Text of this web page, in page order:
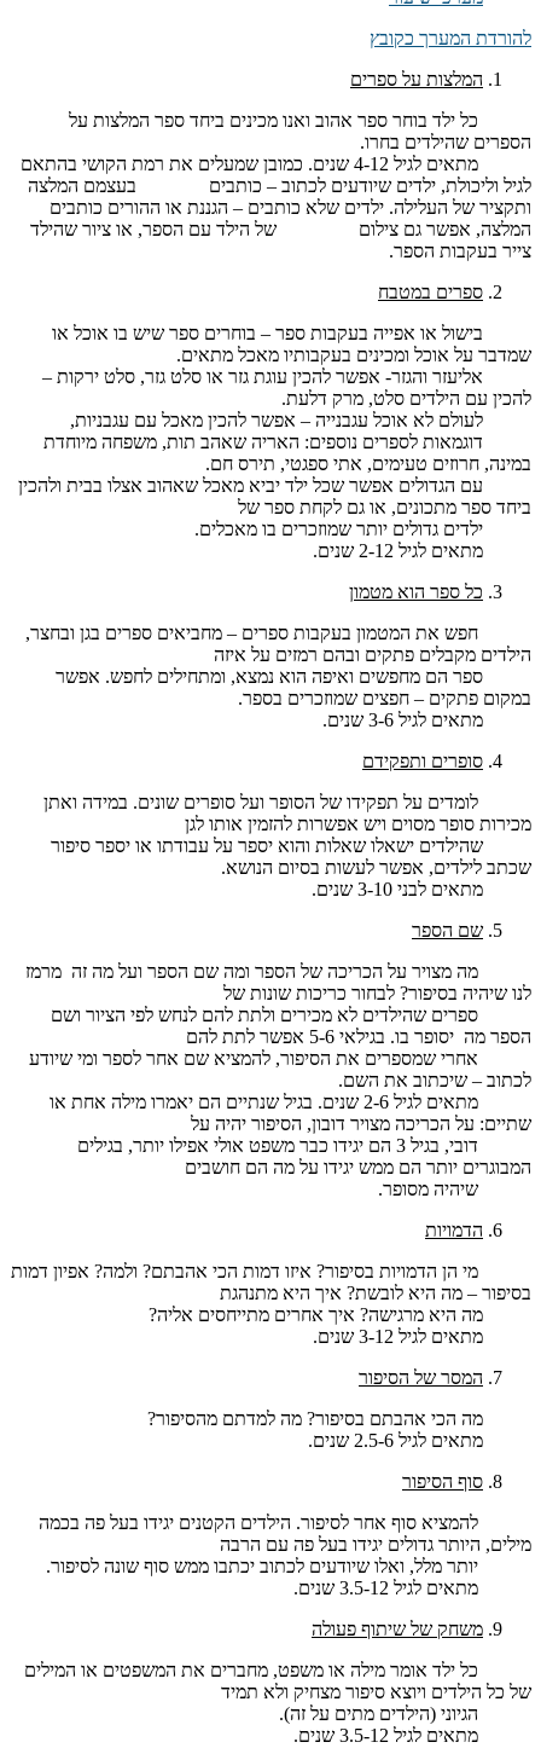
להורדת המערך כקובץ
המלצות על ספרים
כל ילד בוחר ספר אהוב ואנו מכינים ביחד ספר המלצות על
הספרים שהילדים בחרו.
מתאים לגיל 4-12 שנים. כמובן שמעלים את רמת הקושי בהתאם
לגיל וליכולת, ילדים שיודעים לכתוב – כותבים בעצמם המלצה
ותקציר של העלילה. ילדים שלא כותבים – הגננת או ההורים כותבים
המלצה, אפשר גם צילום של הילד עם הספר, או ציור שהילד
צייר בעקבות הספר.
ספרים במטבח
בישול או אפייה בעקבות ספר – בוחרים ספר שיש בו אוכל או
שמדבר על אוכל ומכינים בעקבותיו מאכל מתאים.
אליעזר והגזר- אפשר להכין עוגת גזר או סלט גזר, סלט ירקות –
להכין עם הילדים סלט, מרק דלעת.
לעולם לא אוכל עגבנייה – אפשר להכין מאכל עם עגבניות,
דוגמאות לספרים נוספים: האריה שאהב תות, משפחה מיוחדת
במינה, חרוזים טעימים, אתי ספגטי, תירס חם.
עם הגדולים אפשר שכל ילד יביא מאכל שאהוב אצלו בבית ולהכין
ביחד ספר מתכונים, או גם לקחת ספר של
ילדים גדולים יותר שמוזכרים בו מאכלים.
מתאים לגיל 2-12 שנים.
כל ספר הוא מטמון
חפש את המטמון בעקבות ספרים – מחביאים ספרים בגן ובחצר,
הילדים מקבלים פתקים ובהם רמזים על איזה
ספר הם מחפשים ואיפה הוא נמצא, ומתחילים לחפש. אפשר
במקום פתקים – חפצים שמוזכרים בספר.
מתאים לגיל 3-6 שנים.
סופרים ותפקידם
לומדים על תפקידו של הסופר ועל סופרים שונים. במידה ואתן
מכירות סופר מסוים ויש אפשרות להזמין אותו לגן
שהילדים ישאלו שאלות והוא יספר על עבודתו או יספר סיפור
שכתב לילדים, אפשר לעשות בסיום הנושא.
מתאים לבני 3-10 שנים.
שם הספר
מה מצויר על הכריכה של הספר ומה שם הספר ועל מה זה מרמז
לנו שיהיה בסיפור? לבחור כריכות שונות של
ספרים שהילדים לא מכירים ולתת להם לנחש לפי הציור ושם
הספר מה יסופר בו. בגילאי 5-6 אפשר לתת להם
אחרי שמספרים את הסיפור, להמציא שם אחר לספר ומי שיודע
לכתוב – שיכתוב את השם.
מתאים לגיל 2-6 שנים. בגיל שנתיים הם יאמרו מילה אחת או
שתיים: על הכריכה מצויר דובון, הסיפור יהיה על
דובי, בגיל 3 הם יגידו כבר משפט אולי אפילו יותר, בגילים
המבוגרים יותר הם ממש יגידו על מה הם חושבים
שיהיה מסופר.
הדמויות
מי הן הדמויות בסיפור? איזו דמות הכי אהבתם? ולמה? אפיון דמות
בסיפור – מה היא לובשת? איך היא מתנהגת
מה היא מרגישה? איך אחרים מתייחסים אליה?
מתאים לגיל 3-12 שנים.
המסר של הסיפור
מה הכי אהבתם בסיפור? מה למדתם מהסיפור?
מתאים לגיל 2.5-6 שנים.
סוף הסיפור
להמציא סוף אחר לסיפור. הילדים הקטנים יגידו בעל פה בכמה
מילים, היותר גדולים יגידו בעל פה עם הרבה
יותר מלל, ואלו שיודעים לכתוב יכתבו ממש סוף שונה לסיפור.
מתאים לגיל 3.5-12 שנים.
משחק של שיתוף פעולה
כל ילד אומר מילה או משפט, מחברים את המשפטים או המילים
של כל הילדים ויוצא סיפור מצחיק ולא תמיד
הגיוני (הילדים מתים על זה).
מתאים לגיל 3.5-12 שנים.